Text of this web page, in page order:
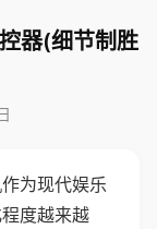
器(细节制胜
为现代娱乐
度越来越